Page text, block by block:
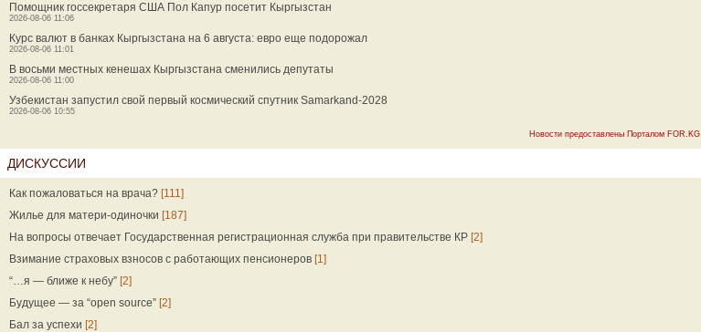
Помощник госсекретаря США Пол Капур посетит Кыргызстан
2026-08-06 11:06
Курс валют в банках Кыргызстана на 6 августа: евро еще подорожал
2026-08-06 11:01
В восьми местных кенешах Кыргызстана сменились депутаты
2026-08-06 11:00
Узбекистан запустил свой первый космический спутник Samarkand-2028
2026-08-06 10:55
Новости предоставлены Порталом FOR.KG
ДИСКУССИИ
Как пожаловаться на врача? [111]
Жилье для матери-одиночки [187]
На вопросы отвечает Государственная регистрационная служба при правительстве КР [2]
Взимание страховых взносов с работающих пенсионеров [1]
“…я — ближе к небу” [2]
Будущее — за “open source” [2]
Бал за успехи [2]